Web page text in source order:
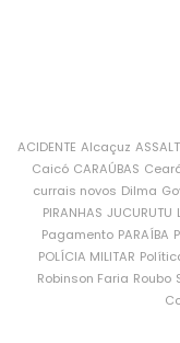
ACIDENTE Alcaçuz
Caicó CARAÚBAS
currais novos Dilma
PIRANHAS JUCURUTU
Pagamento PARAÍBA
POLÍCIA MILITAR
Robinson Faria Roubo